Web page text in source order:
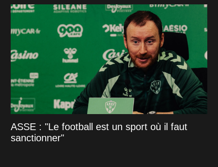
ASSE : "Le football est un sport où il faut
sanctionner"